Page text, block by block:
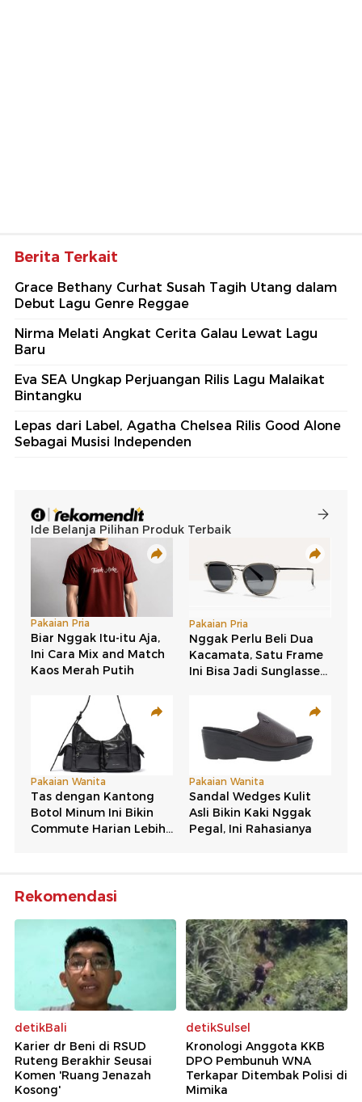
Berita Terkait
Grace Bethany Curhat Susah Tagih Utang dalam
Debut Lagu Genre Reggae
Nirma Melati Angkat Cerita Galau Lewat Lagu
Baru
Eva SEA Ungkap Perjuangan Rilis Lagu Malaikat
Bintangku
Lepas dari Label, Agatha Chelsea Rilis Good Alone
Sebagai Musisi Independen
Rekomendasi
detikBali
Karier dr Beni di RSUD
Ruteng Berakhir Seusai
Komen 'Ruang Jenazah
Kosong'
detikSulsel
Kronologi Anggota KKB
DPO Pembunuh WNA
Terkapar Ditembak Polisi di
Mimika